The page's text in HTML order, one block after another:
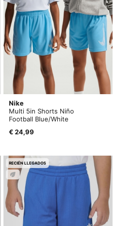
Nike
Multi 5in Shorts Niño
Football Blue/White
€ 24,99
RECIÉN LLEGADOS